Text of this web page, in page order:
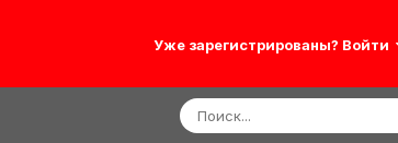
Уже зарегистрированы? Войти